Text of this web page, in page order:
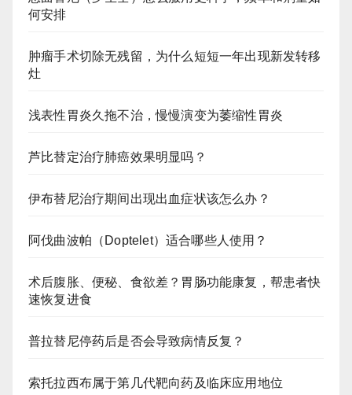
何安排
肿瘤手术切除无残留，为什么短短一年出现新发转移
灶
浅表性胃炎久拖不治，慢慢演变为萎缩性胃炎
芦比替定治疗肺癌效果明显吗？
伊布替尼治疗期间出现出血症状该怎么办？
阿伐曲波帕（Doptelet）适合哪些人使用？
术后腹胀、便秘、食欲差？胃肠功能康复，帮患者快
速恢复进食
普拉替尼停药后是否会导致病情反复？
索托拉西布属于第几代靶向药及临床应用地位